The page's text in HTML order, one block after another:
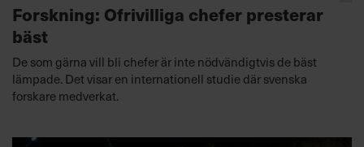
Forskning: Ofrivilliga chefer presterar
bäst
De som gärna vill bli chefer är inte nödvändigtvis de bäst
lämpade. Det visar en internationell studie där svenska
forskare medverkat.